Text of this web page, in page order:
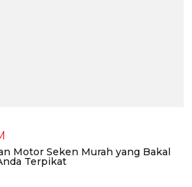
Motor Seken Murah yang Bakal
Terpikat